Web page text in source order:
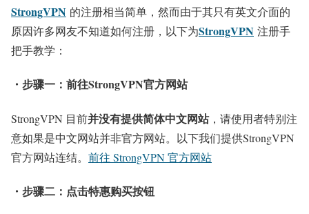
StrongVPN 的注册相当简单，然而由于其只有英文介面的
原因许多网友不知道如何注册，以下为StrongVPN 注册手
把手教学：
・步骤一：前往StrongVPN官方网站
StrongVPN 目前并没有提供简体中文网站，请使用者特别注
意如果是中文网站并非官方网站。以下我们提供StrongVPN
官方网站连结。 前往 StrongVPN 官方网站
・步骤二：点击特惠购买按钮